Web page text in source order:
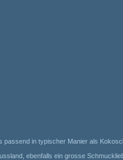
in typischer Manier als
ebenfalls ein grosse